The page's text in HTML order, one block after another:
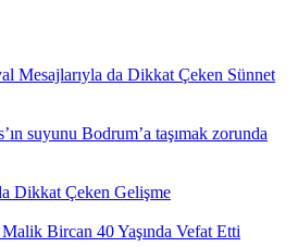
Mesajlarıyla da Dikkat Çeken Sünnet
suyunu Bodrum’a taşımak zorunda
Dikkat Çeken Gelişme
Bircan 40 Yaşında Vefat Etti